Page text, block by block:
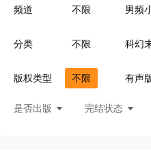
频道 不限 男频
分类 不限 科幻
灵异惊悚
灵异言情
版权类型 不限 有声
是否出版 完结状态